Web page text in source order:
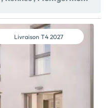
Livraison T4 2027